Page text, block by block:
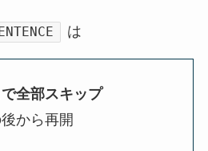
は
全部スキップ
から再開